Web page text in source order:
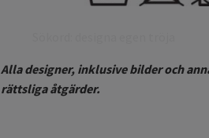
Alla designer, inklusive bilder och
rättsliga åtgärder.